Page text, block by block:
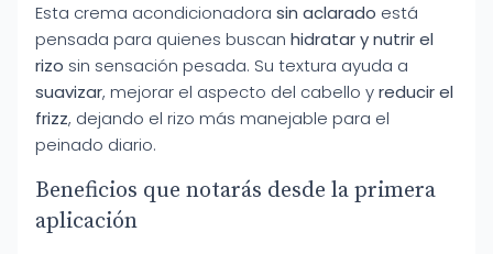
Esta crema acondicionadora sin aclarado está
pensada para quienes buscan hidratar y nutrir el
rizo sin sensación pesada. Su textura ayuda a
suavizar, mejorar el aspecto del cabello yreducir el
frizz, dejando el rizo más manejable para el
peinado diario.
Beneficios que notarás desde la primera
aplicación